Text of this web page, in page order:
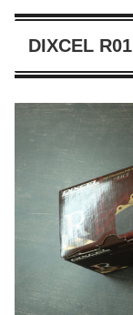
DIXCEL